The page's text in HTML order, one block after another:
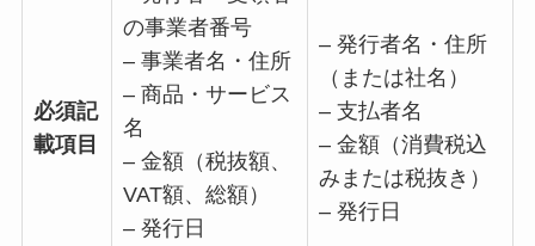
必須記
載項目
の事業者番号
– 事業者名・住所
– 商品・サービス
名
– 金額（税抜額、
VAT額、総額）
– 発行日
– 発行者名・住所
（または社名）
– 支払者名
– 金額（消費税込
みまたは税抜き）
– 発行日